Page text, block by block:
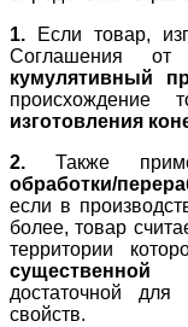
1.
Если товар,
Соглашения от
кумулятивный
происхождение
изготовления
2. Также
обработки/
если в
более, товар
территории
существенной
достаточной для
свойств.